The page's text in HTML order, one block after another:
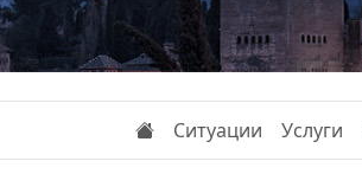
Ситуации Услуги